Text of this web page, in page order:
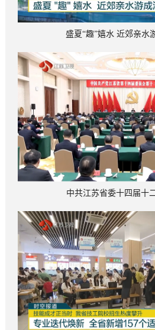
盛夏“趣”嬉水 近郊亲水
中共江苏省委十四届十